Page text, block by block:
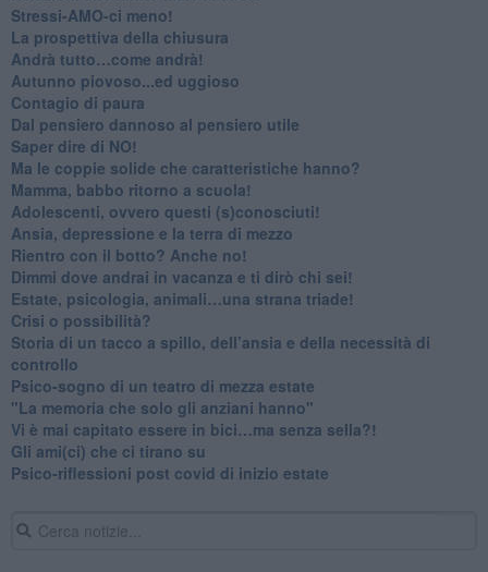
​Stressi-AMO-ci meno!
​La prospettiva della chiusura
​Andrà tutto…come andrà!
Autunno piovoso...ed uggioso
​Contagio di paura
​Dal pensiero dannoso al pensiero utile
​Saper dire di NO!
​Ma le coppie solide che caratteristiche hanno?
​Mamma, babbo ritorno a scuola!
Adolescenti, ovvero questi (s)conosciuti!
Ansia, depressione e la terra di mezzo
​Rientro con il botto? Anche no!
Dimmi dove andrai in vacanza e ti dirò chi sei!
​Estate, psicologia, animali…una strana triade!
​Crisi o possibilità?
​Storia di un tacco a spillo, dell’ansia e della necessità di
controllo
​Psico-sogno di un teatro di mezza estate
"La memoria che solo gli anziani hanno"
​Vi è mai capitato essere in bici…ma senza sella?!
​Gli ami(ci) che ci tirano su
Psico-riflessioni post covid di inizio estate